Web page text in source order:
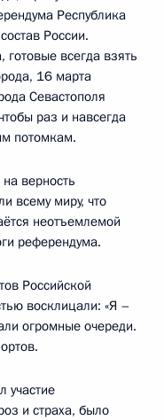
Республика
России.
всегда взять
16 марта
Севастополя
раз и навсегда
потомкам.
верность
всему миру, что
неотъемлемой
референдума.
Российской
восклицали: «Я –
огромные очереди.
участие
и страха, было